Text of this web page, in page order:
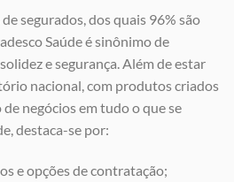
segurados, dos quais 96% são
Saúde é sinônimo de
e segurança. Além de estar
nacional, com produtos criados
negócios em tudo o que se
destaca-se por:
e opções de contratação;